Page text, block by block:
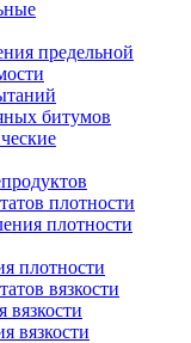
предельной
битумов
плотности
плотности
плотности
вязкости
вязкости
вязкости